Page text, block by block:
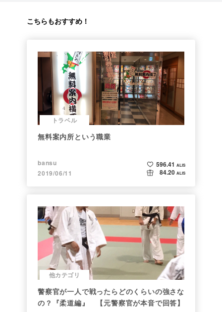
こちらもおすすめ！
トラベル
無料案内所という職業
bansu
2019/06/11
596.41 ALIS
84.20 ALIS
他カテゴリ
警察官が一人で戦ったらどのくらいの強さな
の？『柔道編』 【元警察官が本音で回答】